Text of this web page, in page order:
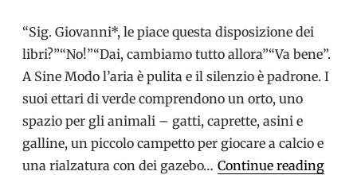
“Sig. Giovanni*, le piace questa disposizione dei
libri?”“No!”“Dai, cambiamo tutto allora”“Va bene”.
A Sine Modo l’aria è pulita e il silenzio è padrone. I
suoi ettari di verde comprendono un orto, uno
spazio per gli animali – gatti, caprette, asini e
galline, un piccolo campetto per giocare a calcio e
una rialzatura con dei gazebo… Continue reading